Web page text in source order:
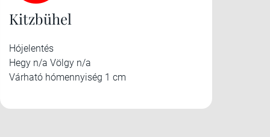
Kitzbühel
Hójelentés
Hegy n/a Völgy n/a
Várható hómennyiség 1 cm